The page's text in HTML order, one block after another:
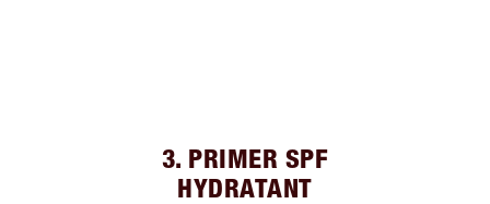
3. PRIMER SPF
HYDRATANT